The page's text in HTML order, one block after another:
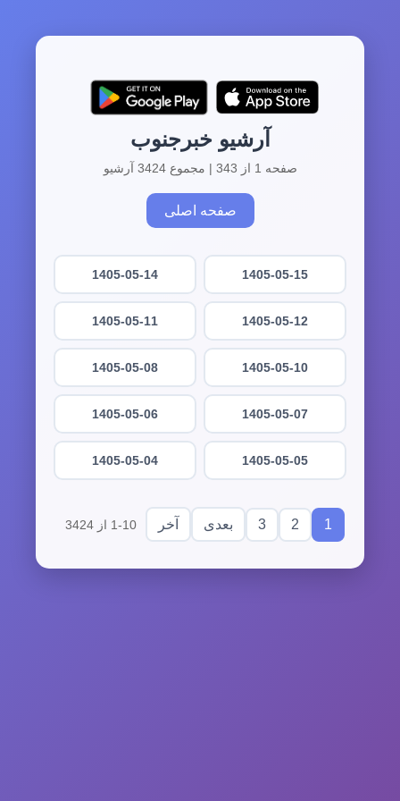
آرشیو خبرجنوب
صفحه 1 از 343 | مجموع 3424 آرشیو
صفحه اصلی
1405-05-15
1405-05-14
1405-05-12
1405-05-11
1405-05-10
1405-05-08
1405-05-07
1405-05-06
1405-05-05
1405-05-04
1
2
3 بعدی آخر 1-10 از 3424